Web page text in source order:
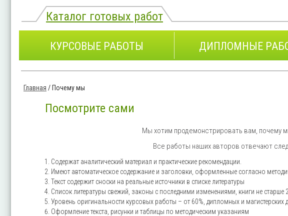
Каталог готовых работ
КУРСОВЫЕ РАБОТЫ ДИПЛОМНЫЕ
Главная / Почему мы
Посмотрите сами
Мы хотим продемонстрировать вам, почему
Все работы наших авторов отвечают
Содержат аналитический материал и практические рекомендации.
Имеют автоматическое содержание и заголовки, оформленные согласно
Текст содержит сноски на реальные источники в списке литературы
Список литературы свежий, законы с последними изменениями, книги не старше
Уровень оригинальности курсовых работы – от 60%, дипломных и магистерских
Оформление текста, рисунки и таблицы по методическим указаниям